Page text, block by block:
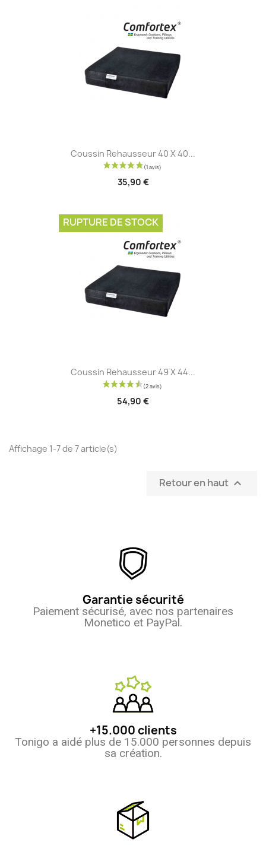
Coussin Rehausseur 40 X 40...
35,90 €
Coussin Rehausseur 49 X 44...
54,90 €
RUPTURE DE STOCK
Affichage 1-7 de 7 article(s)
Retour en haut 
Garantie sécurité
Paiement sécurisé, avec nos partenaires
Monetico et PayPal.
+15.000 clients
Tonigo a aidé plus de 15.000 personnes depuis
sa création.